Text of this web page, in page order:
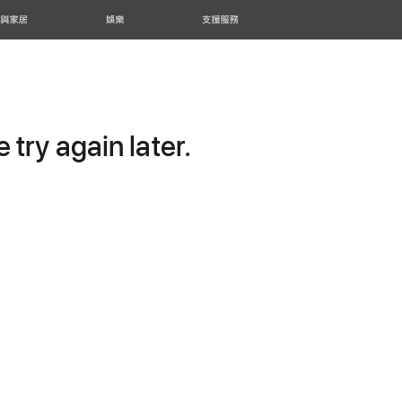
家居 娛樂 支援服務
try again later.